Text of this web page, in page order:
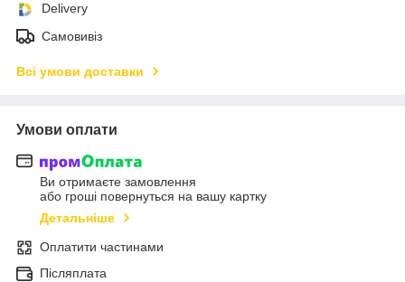
Delivery
Самовивіз
Всі умови доставки
Умови оплати
Ви отримаєте замовлення
або гроші повернуться на вашу картку
Детальніше
Оплатити частинами
Післяплата